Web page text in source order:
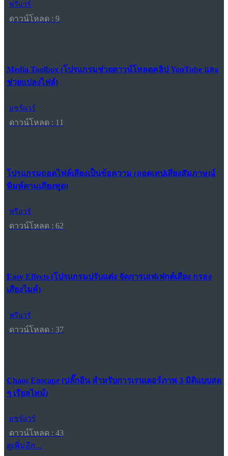
ฟรีแวร์
ดาวน์โหลด : 9
Media Toolbox (โปรแกรมช่วยดาวน์โหลดคลิป YouTube และ
ช่วยแปลงไฟล์)
แชร์แวร์
ดาวน์โหลด : 11
โปรแกรมถอดไฟล์เสียงเป็นข้อความ (ถอดเทปเสียงสัมภาษณ์
พิมพ์ตามเสียงพูด)
ฟรีแวร์
ดาวน์โหลด : 62
Easy Effects (โปรแกรมปรับแต่ง จัดการเอฟเฟกต์เสียง กรอง
เสียงไมค์)
ฟรีแวร์
ดาวน์โหลด : 37
Chaos Enscape (ปลั๊กอิน สำหรับการเรนเดอร์ภาพ 3 มิติแบบสด
ๆ เรียลไทม์)
แชร์แวร์
ดาวน์โหลด : 43
ดูเพิ่มอีก...